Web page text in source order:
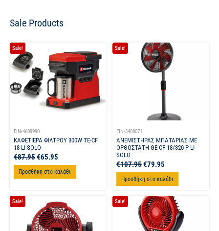
Sale Products
Sale!
EIN-4609990
ΚΑΦΕΤΙΕΡΑ ΦΙΛΤΡΟΥ 300W TE-CF
18 LI-SOLO
€87.95€65.95
Προσθήκη στο καλάθι
Sale!
EIN-3408071
ΑΝΕΜΙΣΤΗΡΑΣ ΜΠΑΤΑΡΙΑΣ ΜΕ
ΟΡΘΟΣΤΑΤΗ GE-CF 18/320 P LI-
SOLO
€107.95€79.95
Προσθήκη στο καλάθι
Sale! Sale!